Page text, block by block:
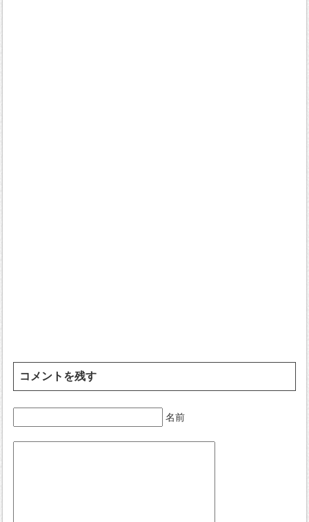
コメントを残す
名前